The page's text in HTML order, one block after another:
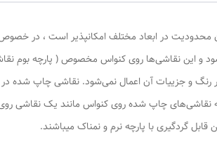
محدودیت در ابعاد مختلف امکانپذیر است ، در
و این نقاشی‌ها روی کنواس مخصوص ( پارچه بوم
در رنگ و جزییات آن اعمال نمی‌شود. نقاشی چاپ
نقاشی‌های چاپ شده روی کنواس مانند یک نقاشی
گردگیری با پارچه نرم و نمناک میباشند.